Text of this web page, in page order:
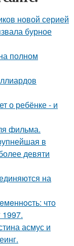
новой серией
бурное
полном
о ребёнке - и
фильма.
в
девяти
на
чтo
асмус и